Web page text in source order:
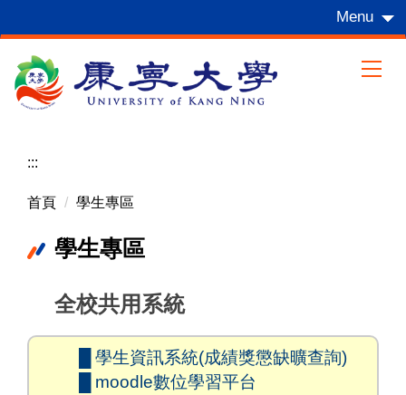
到
要
內
Menu
:::
首頁 學生專區
學生專區
全校共用系統
█ 學生資訊系統(成績獎懲缺曠查詢)
█ moodle數位學習平台